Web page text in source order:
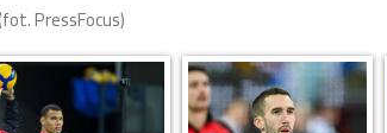
PressFocus)